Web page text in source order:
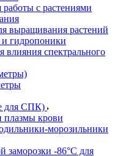
с растениями
выращивания растений
гидропоники
влияния спектрального
для СПК)
плазмы крови
морозильники
заморозки -86°С для